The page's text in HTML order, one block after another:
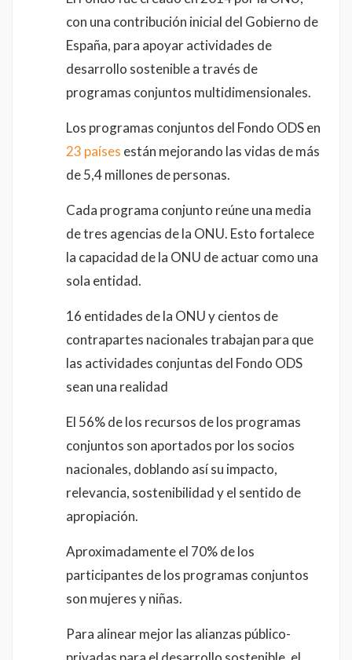
con una contribución inicial del Gobierno de
España, para apoyar actividades de
desarrollo sostenible a través de
programas conjuntos multidimensionales.
Los programas conjuntos del Fondo ODS en
23 países están mejorando las vidas de más
de 5,4 millones de personas.
Cada programa conjunto reúne una media
de tres agencias de la ONU. Esto fortalece
la capacidad de la ONU de actuar como una
sola entidad.
16 entidades de la ONU y cientos de
contrapartes nacionales trabajan para que
las actividades conjuntas del Fondo ODS
sean una realidad
El 56% de los recursos de los programas
conjuntos son aportados por los socios
nacionales, doblando así su impacto,
relevancia, sostenibilidad y el sentido de
apropiación.
Aproximadamente el 70% de los
participantes de los programas conjuntos
son mujeres y niñas.
Para alinear mejor las alianzas público-